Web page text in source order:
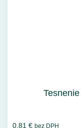
0,81 € bez DPH